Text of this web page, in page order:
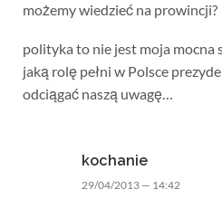
możemy wiedzieć na prowincji?
polityka to nie jest moja mocna
jaką rolę pełni w Polsce
odciągać naszą uwagę…
kochanie
29/04/2013 — 14:42